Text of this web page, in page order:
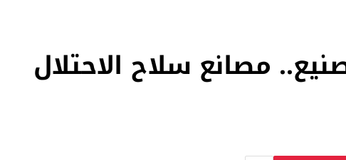
مصانع سلاح الاحتلال